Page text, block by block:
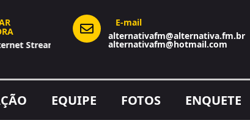
E-mail
alternativafm@alternativa.fm.br
alternativafm@hotmail.com
EQUIPE FOTOS ENQUETE